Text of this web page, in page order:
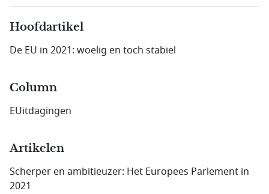
Hoofdartikel
De EU in 2021: woelig en toch stabiel
Column
EUitdagingen
Artikelen
Scherper en ambitieuzer: Het Europees Parlement in
2021